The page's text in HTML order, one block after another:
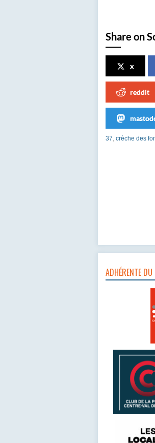
Share on
x
reddit
37 crèche des
ADHÉRENTE DU